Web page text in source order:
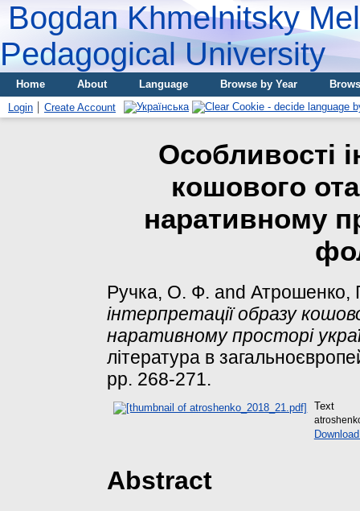
Bogdan Khmelnitsky
Pedagogical University
Home About Language Browse by Year
Login
Create Account
Особливості
кошового
наративному
Ручка, О. Ф. and Атрошенко,
інтерпретації образу
наративному просторі
література в
pp. 268-271.
Text
Abstract